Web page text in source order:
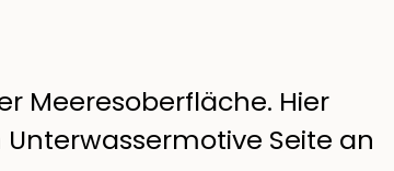
Meeresoberfläche. Hier
Seite an